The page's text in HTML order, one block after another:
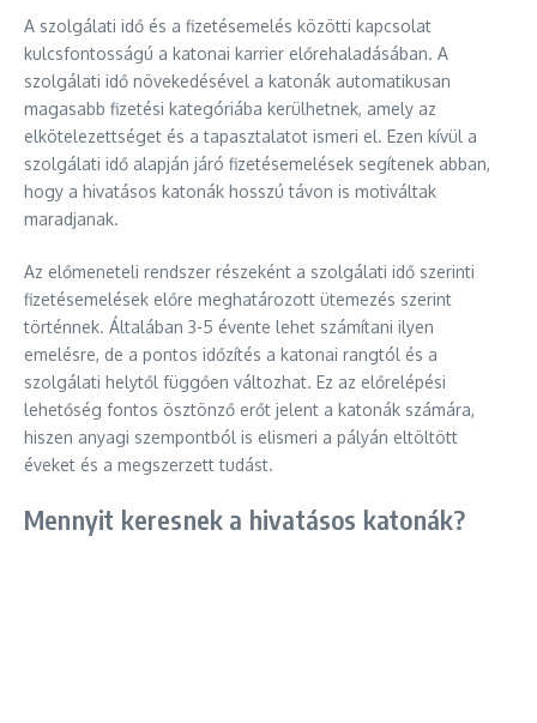
A szolgálati idő és a fizetésemelés közötti kapcsolat
kulcsfontosságú a katonai karrier előrehaladásában. A
szolgálati idő növekedésével a katonák automatikusan
magasabb fizetési kategóriába kerülhetnek, amely az
elkötelezettséget és a tapasztalatot ismeri el. Ezen kívül a
szolgálati idő alapján járó fizetésemelések segítenek abban,
hogy a hivatásos katonák hosszú távon is motiváltak
maradjanak.
Az előmeneteli rendszer részeként a szolgálati idő szerinti
fizetésemelések előre meghatározott ütemezés szerint
történnek. Általában 3-5 évente lehet számítani ilyen
emelésre, de a pontos időzítés a katonai rangtól és a
szolgálati helytől függően változhat. Ez az előrelépési
lehetőség fontos ösztönző erőt jelent a katonák számára,
hiszen anyagi szempontból is elismeri a pályán eltöltött
éveket és a megszerzett tudást.
Mennyit keresnek a hivatásos katonák?